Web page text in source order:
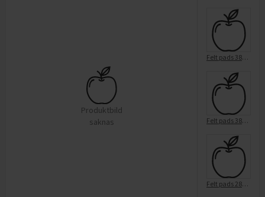
Produktbild
saknas
Felt pads 38mm 4pcs white
Felt pads 38mm 4pcs grey
Felt pads 28mm 12pcs grey